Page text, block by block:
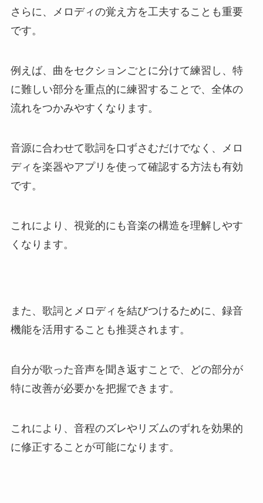
さらに、メロディの覚え方を工夫することも重要
です。
例えば、曲をセクションごとに分けて練習し、特
に難しい部分を重点的に練習することで、全体の
流れをつかみやすくなります。
音源に合わせて歌詞を口ずさむだけでなく、メロ
ディを楽器やアプリを使って確認する方法も有効
です。
これにより、視覚的にも音楽の構造を理解しやす
くなります。
また、歌詞とメロディを結びつけるために、録音
機能を活用することも推奨されます。
自分が歌った音声を聞き返すことで、どの部分が
特に改善が必要かを把握できます。
これにより、音程のズレやリズムのずれを効果的
に修正することが可能になります。